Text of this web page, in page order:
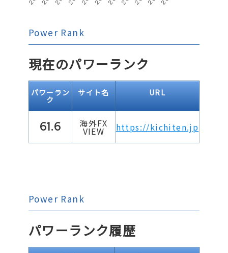
Power Rank
現在のパワーランク
パワーラン
ク
サイト名 URL
61.6 海外FX
VIEW https://kichiten.jp
Power Rank
パワーランク履歴